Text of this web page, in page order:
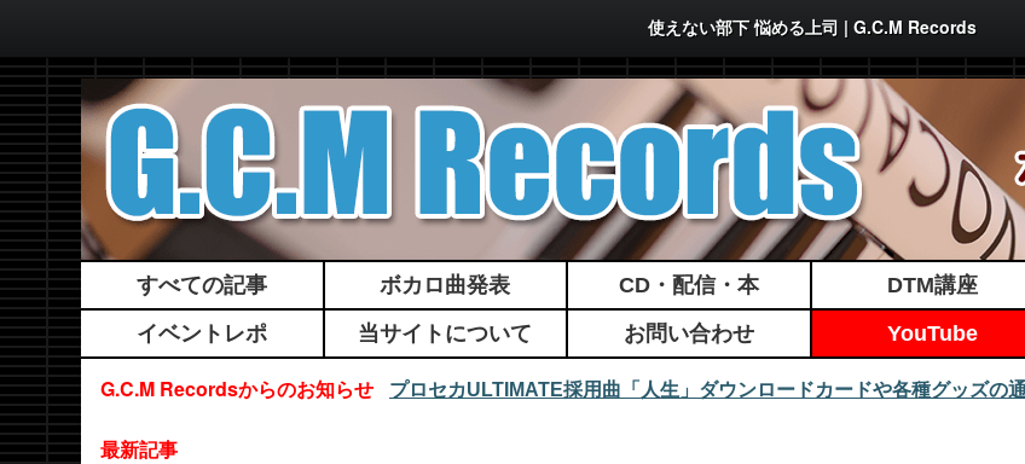
使えない部下 悩める上司 | G.C.M Records
すべての記事 ボカロ曲発表 CD・配信・本 DTM講座
イベントレポ
当サイトについて お問い合わせ YouTube
G.C.M Recordsからのお知らせ プロセカULTIMATE採用曲「人生」ダウンロードカードや各種グッズの
最新記事